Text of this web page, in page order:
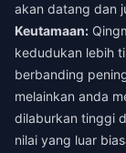
akan datang dan
Keutamaan:
kedudukan lebih
berbanding
melainkan anda
dilaburkan tinggi
nilai yang luar